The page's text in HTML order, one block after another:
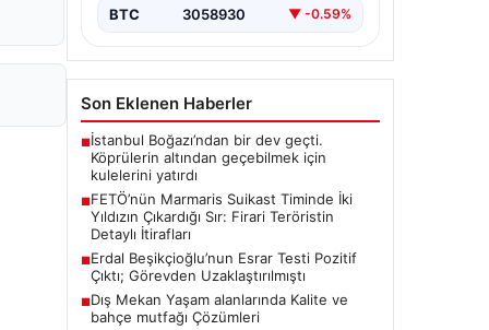
bırakmıyor. Bu girişimin…
BTC 3058930 ▼ -0.59%
Son Eklenen Haberler
■İstanbul Boğazı’ndan bir dev geçti.
Köprülerin altından geçebilmek için
kulelerini yatırdı
■FETÖ’nün Marmaris Suikast Timinde İki
Yıldızın Çıkardığı Sır: Firari Teröristin
Detaylı İtirafları
■Erdal Beşikçioğlu’nun Esrar Testi Pozitif
Çıktı; Görevden Uzaklaştırılmıştı
■Dış Mekan Yaşam alanlarında Kalite ve
bahçe mutfağı Çözümleri